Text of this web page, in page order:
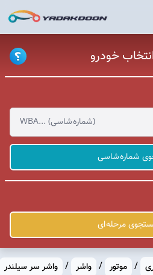
خانه
خودرو
شماره شاسی
مرحله ای
/ موتور / واشر / واشر سر سیلندر